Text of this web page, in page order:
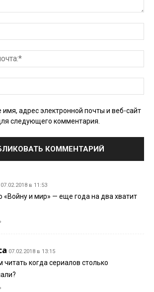
07.02.2018 в 11:53
«Войну и мир» — еще года на два хватит
07.02.2018 в 13:15
читать когда сериалов столько
имя, адрес электронной почты и веб-сайт
следующего комментария.